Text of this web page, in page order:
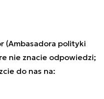
(Ambasadora polityki
nie znacie odpowiedzi;
do nas na: